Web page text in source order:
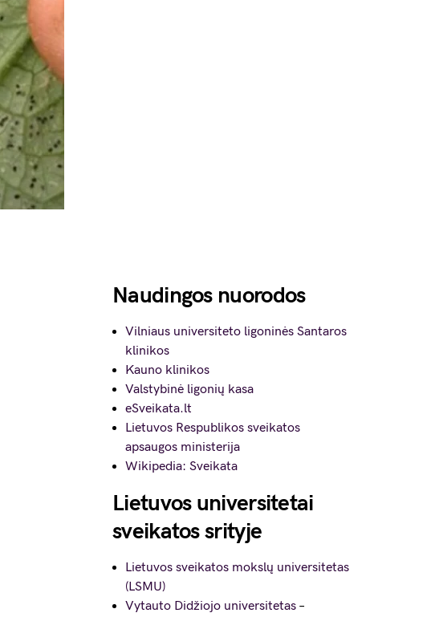
Naudingos nuorodos
Vilniaus universiteto ligoninės Santaros
klinikos
Kauno klinikos
Valstybinė ligonių kasa
eSveikata.lt
Lietuvos Respublikos sveikatos
apsaugos ministerija
Wikipedia: Sveikata
Lietuvos universitetai
sveikatos srityje
Lietuvos sveikatos mokslų universitetas
(LSMU)
Vytauto Didžiojo universitetas –